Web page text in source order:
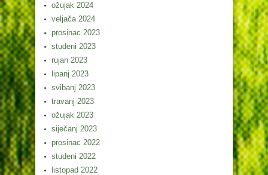
ožujak 2024
veljača 2024
prosinac 2023
studeni 2023
rujan 2023
lipanj 2023
svibanj 2023
travanj 2023
ožujak 2023
siječanj 2023
prosinac 2022
studeni 2022
listopad 2022